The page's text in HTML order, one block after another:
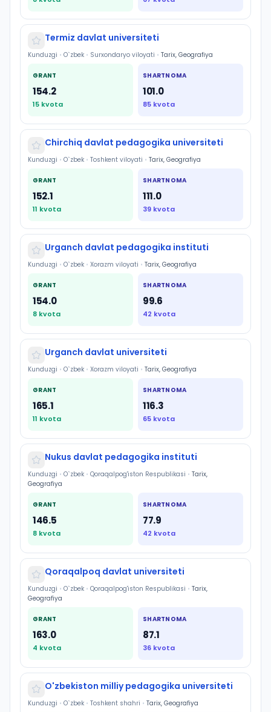
Termiz davlat universiteti
Kunduzgi • O`zbek • Surxondaryo viloyati • Tarix, Geografiya
GRANT
154.2
15 kvota
SHARTNOMA
101.0
85 kvota
Chirchiq davlat pedagogika universiteti
Kunduzgi • O`zbek • Toshkent viloyati • Tarix, Geografiya
GRANT
152.1
11 kvota
SHARTNOMA
111.0
39 kvota
Urganch davlat pedagogika instituti
Kunduzgi • O`zbek • Xorazm viloyati • Tarix, Geografiya
GRANT
154.0
8 kvota
SHARTNOMA
99.6
42 kvota
Urganch davlat universiteti
Kunduzgi • O`zbek • Xorazm viloyati • Tarix, Geografiya
GRANT
165.1
11 kvota
SHARTNOMA
116.3
65 kvota
Nukus davlat pedagogika instituti
Kunduzgi • O`zbek • Qoraqalpog'iston Respublikasi • Tarix,
Geografiya
GRANT
146.5
8 kvota
SHARTNOMA
77.9
42 kvota
Qoraqalpoq davlat universiteti
Kunduzgi • O`zbek • Qoraqalpog'iston Respublikasi • Tarix,
Geografiya
GRANT
163.0
4 kvota
SHARTNOMA
87.1
36 kvota
O'zbekiston milliy pedagogika universiteti
Kunduzgi • O`zbek • Toshkent shahri • Tarix, Geografiya